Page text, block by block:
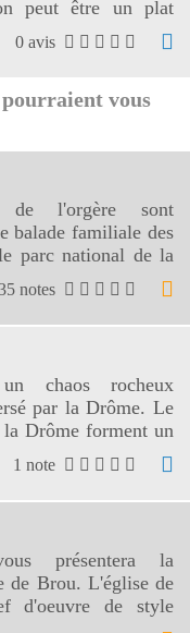
peut être un plat
0 avis
pourraient vous
de l'orgère sont
balade familiale des
parc national de la
de l'Orgère sont
vallon juste en
d'altitude.
notes
chaos rocheux
par la Drôme. Le
Drôme forment un
1 note
présentera la
de Brou. L'église de
d'oeuvre de style